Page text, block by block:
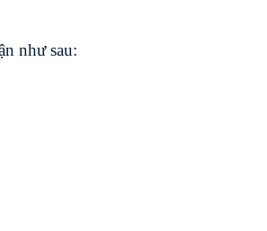
như sau: